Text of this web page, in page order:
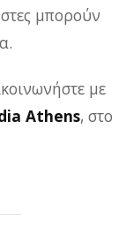
μπορούν
με
Athens, στο